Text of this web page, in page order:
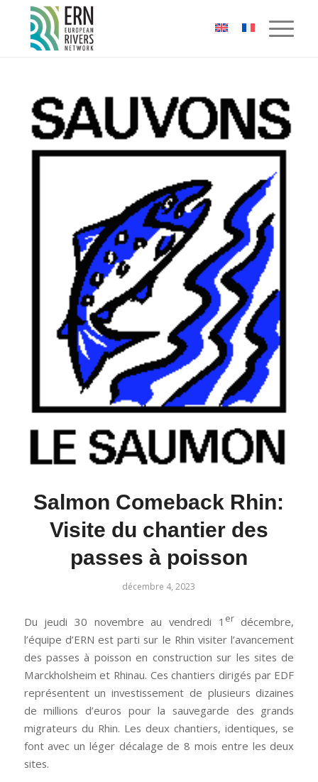
Panneau de gestion des cookies
Salmon Comeback Rhin:
Visite du chantier des
passes à poisson
décembre 4, 2023
Du jeudi 30 novembre au vendredi 1 erdécembre,
l’équipe d’ERN est parti sur le Rhin visiter l’avancement
des passes à poisson en construction sur les sites de
Marckholsheim et Rhinau. Ces chantiers dirigés par EDF
représentent un investissement de plusieurs dizaines
de millions d’euros pour la sauvegarde des grands
migrateurs du Rhin. Les deux chantiers, identiques, se
font avec un léger décalage de 8 mois entre les deux
sites.